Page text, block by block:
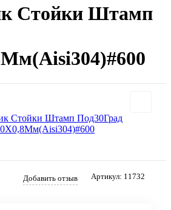
Стойки Штамп
Добавить отзыв Артикул: 11732